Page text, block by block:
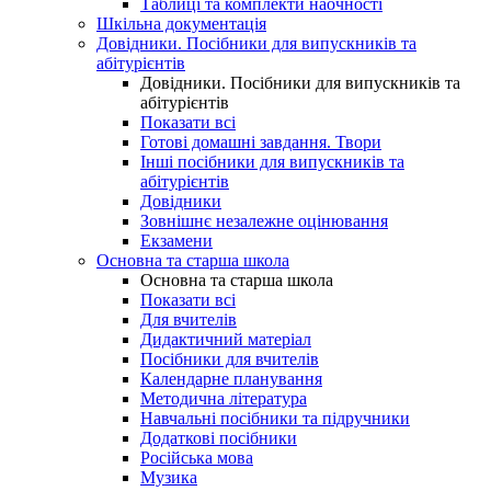
Таблиці та комплекти наочності
Шкільна документація
Довідники. Посібники для випускників та
абітурієнтів
Довідники. Посібники для випускників та
абітурієнтів
Показати всі
Готові домашні завдання. Твори
Інші посібники для випускників та
абітурієнтів
Довідники
Зовнішнє незалежне оцінювання
Екзамени
Основна та старша школа
Основна та старша школа
Показати всі
Для вчителів
Дидактичний матеріал
Посібники для вчителів
Календарне планування
Методична література
Навчальні посібники та підручники
Додаткові посібники
Російська мова
Музика